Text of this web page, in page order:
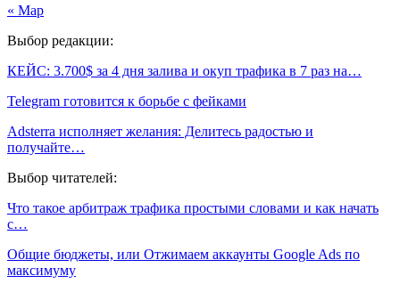
« Мар
Выбор редакции:
КЕЙС: 3.700$ за 4 дня залива и окуп трафика в 7 раз на…
Telegram готовится к борьбе с фейками
Adsterra исполняет желания: Делитесь радостью и
получайте…
Выбор читателей:
Что такое арбитраж трафика простыми словами и как начать
с…
Общие бюджеты, или Отжимаем аккаунты Google Ads по
максимуму